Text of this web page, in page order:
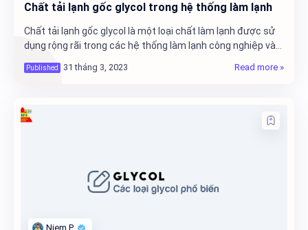
Chất tải lạnh gốc glycol trong hệ thống làm lạnh
Chất tải lạnh gốc glycol là một loại chất làm lạnh được sử
dụng rộng rãi trong các hệ thống làm lạnh công nghiệp và